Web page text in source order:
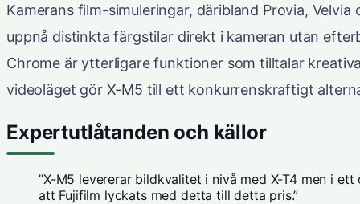
Kamerans film-simuleringar, däribland Provia,
uppnå distinkta färgstilar direkt i kameran utan
Chrome är ytterligare funktioner som tilltalar
videoläget gör X-M5 till ett konkurrenskraftigt
Expertutlåtanden och källor
”X-M5 levererar bildkvalitet i nivå med X-T4 men i
att Fujifilm lyckats med detta till detta pris.”